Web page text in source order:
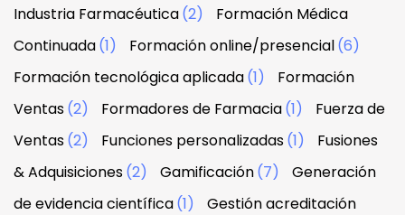
Industria Farmacéutica(2)
Formación Médica
Continuada(1) Formación online/presencial(6)
Formación tecnológica aplicada(1)
Formación
Ventas(2) Formadores de Farmacia(1)
Fuerza de
Ventas(2) Funciones personalizadas(1)
Fusiones
& Adquisiciones(2) Gamificación(7)
Generación
de evidencia científica(1)
Gestión acreditación